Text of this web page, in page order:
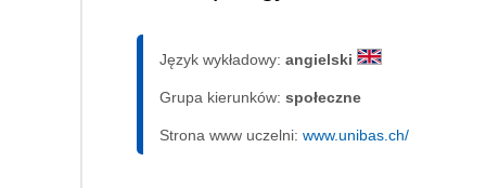
Język wykładowy: angielski
Grupa kierunków: społeczne
Strona www uczelni: www.unibas.ch/